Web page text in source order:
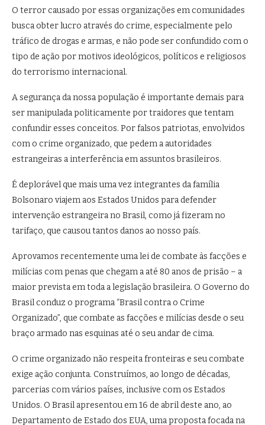
O terror causado por essas organizações em comunidades
busca obter lucro através do crime, especialmente pelo
tráfico de drogas e armas, e não pode ser confundido com o
tipo de ação por motivos ideológicos, políticos e religiosos
do terrorismo internacional.
A segurança da nossa população é importante demais para
ser manipulada politicamente por traidores que tentam
confundir esses conceitos. Por falsos patriotas, envolvidos
com o crime organizado, que pedem a autoridades
estrangeiras a interferência em assuntos brasileiros.
É deplorável que mais uma vez integrantes da família
Bolsonaro viajem aos Estados Unidos para defender
intervenção estrangeira no Brasil, como já fizeram no
tarifaço, que causou tantos danos ao nosso país.
Aprovamos recentemente uma lei de combate às facções e
milícias com penas que chegam a até 80 anos de prisão – a
maior prevista em toda a legislação brasileira. O Governo do
Brasil conduz o programa “Brasil contra o Crime
Organizado”, que combate as facções e milícias desde o seu
braço armado nas esquinas até o seu andar de cima.
O crime organizado não respeita fronteiras e seu combate
exige ação conjunta. Construímos, ao longo de décadas,
parcerias com vários países, inclusive com os Estados
Unidos. O Brasil apresentou em 16 de abril deste ano, ao
Departamento de Estado dos EUA, uma proposta focada na